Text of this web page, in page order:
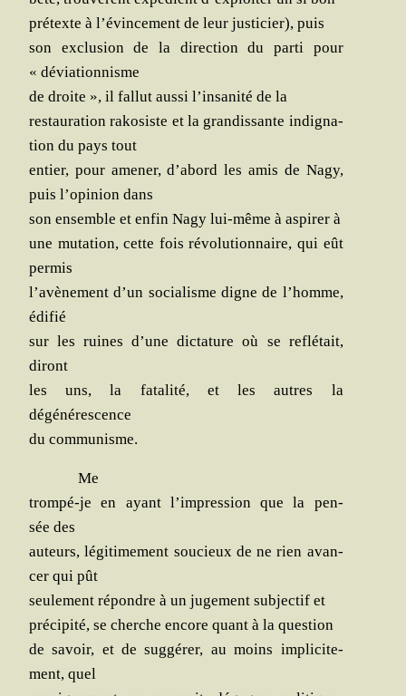
pré­texte à l’é­vin­ce­ment de leur jus­ti­cier), puis
son exclu­sion de la direc­tion du par­ti pour
« déviationnisme
de droite », il fal­lut aus­si l’in­sa­ni­té de la
res­tau­ra­tion rako­siste et la gran­dis­sante indi­gna­
tion du pays tout
entier, pour ame­ner, d’a­bord les amis de Nagy,
puis l’o­pi­nion dans
son ensemble et enfin Nagy lui-même à aspi­rer à
une muta­tion, cette fois révo­lu­tion­naire, qui eût
permis
l’a­vè­ne­ment d’un socia­lisme digne de l’homme,
édifié
sur les ruines d’une dic­ta­ture où se reflé­tait,
diront
les uns, la fata­li­té, et les autres la
dégénérescence
du communisme.
Me
trom­pé-je en ayant l’im­pres­sion que la pen­
sée des
auteurs, légi­ti­me­ment sou­cieux de ne rien avan­
cer qui pût
seule­ment répondre à un juge­ment sub­jec­tif et
pré­ci­pi­té, se cherche encore quant à la question
de savoir, et de sug­gé­rer, au moins impli­ci­te­
ment, quel